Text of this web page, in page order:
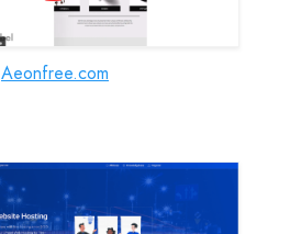
Aeonfree.com